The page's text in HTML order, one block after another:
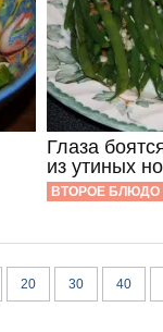
Глаза
из утиных
ВТОРОЕ БЛЮДО
20 30 40